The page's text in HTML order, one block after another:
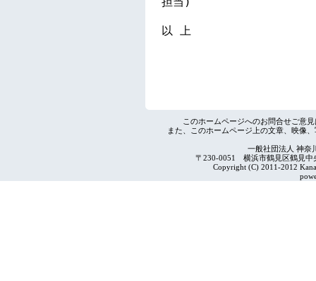
このホームページへのお問合せご意
また、このホームページ上の文章、映像
一般社団法人 神奈
〒230-0051 横浜市鶴見区鶴見
Copyright (C) 2011-2012